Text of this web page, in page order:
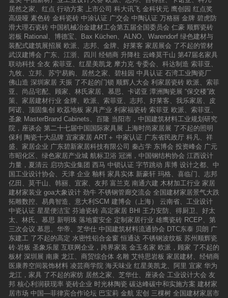
居然之家、红点 行动方案 上市公司 科大讯飞 金科状元 鹰创园 红点奖
高级哑 素色砖 金科瓷砖 中涂认证 广交会 中陶认证 万格丽 金牌 碧虎防
滑大理石瓷砖 中国机械冶金建材工会第五届全国委员会 仁豪 顺辉瓷砖
岩板 Rational、博德宝、Bax Küchen、ALNO、Warendorf 绿色建材与
装配式建筑展招展 欧派、志邦、金牌、好莱客 家居展会 了不起的管材
武汉建博会 广东、江浙、四川 经销商 升降柱 云峰莫干山 第47届名家具
联动科技 全友 索菲亚、红星美凯龙 摩力克 专委会、科达制造 索菲亚、
九牧、立邦、苏宁易购、居然之家、碧桂园 中具认证 石湾工业陶瓷厂
佛山造 深圳家居 天振 了不起的门锁 顺辉人大会 利家居瓷砖 欧派、索菲
亚、尚品宅配、顾家、林氏家居、慕思、卡诺亚 潭洲陶瓷展 “保交楼”政
策、家居建材行业 金牌、欧派、索菲亚、志邦、好莱客、我乐家居、皮
阿诺、顶固集创 欧荔地板 家具产业 利家福瓷砖 索菲亚 欧派、索菲亚、
圣象 MasterBrand Cabinets、百隆 当阳市，中国建筑材料工业规划研究
院，座谈会 第二十七届中国国际家具展 上海时尚家居展 了不起的照明
保利 陶瓷十大品牌 宜家家居 ART＋ 中家认证 广东省民政厅 科凡、祥
盛、家居企业 广东碧新家居科技有限公司 秦占学 东博会 投资峰会 广元
市昭化区、绿色家居产业城 航标卫浴 冠洲，中国钢结构协会 江西设计
力量，夏清云 启功实业集团 西马 中锁认证 字节跳动 库博 设计之都、中
国工业设计协会、天津 企业 釉料 家具实体 新豪轩 玛格、喜临门、志邦
亿田、莫干山、韩丽、宜家、友邦 富兰克 南通六建 木材加工行业 家居
建材家装业 goa大象设计 劲牛 不锈钢管廊交流会 全国建材家居景气大跌
拓雕数控、易典智造、意大利SCM 建博会（上海）
云南省、工业设计
中瓷认证 星星便洁宝 芬迪瓷砖 高定家居 BHI 王力安防、得厨卫、好太
太、林氏、慕思 新明珠 落地窗安全 定制家居行业 雄鹰瓷砖 RCEP、第
三次会议 慕思、华帝、芝华仕 中国建筑材料流通协会 DTC东泰 贝朗 广
东建工 了不起的高定 水密性铝合金窗 恒通达 不锈钢波纹板 苏州顺辉瓷
砖·岩板 圣象乐屋 互联网企业，跨界家装 金玉名家 欧派，顾家 了不起的
板材 深圳展 南康 龙江、商贸综合体 名雕 艾特思岩板 家居建材、经销商
医康养空间装饰材料 凌芸商学院 海天味业 红星美凯龙、阿里 宜家 华为
龙江，家具 了不起的家纺 居然之家、芝华仕、座谈会 工业设计大会 友
邦 核心利润获现率 瓷砖企业 时光林陶瓷 碳达峰碳中和实施方案 建材家
居市场 中国—菲律宾合作论坛 巴宝莉 金航 宏创 三棵树 全国建材家居市